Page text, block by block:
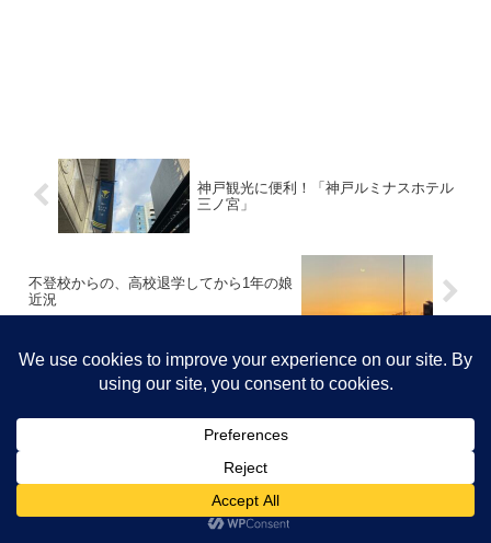
神戸観光に便利！「神戸ルミナスホテル
三ノ宮」
不登校からの、高校退学してから1年の娘
近況
コメント
コメントを書き込む
日本で国内旅行